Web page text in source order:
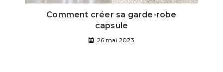
Comment créer sa garde-robe
capsule
26 mai 2023